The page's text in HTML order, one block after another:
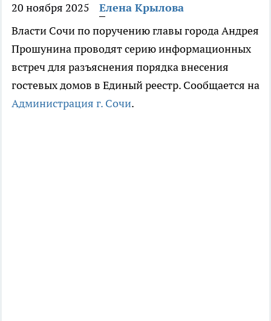
20 ноября 2025
Елена Крылова
Власти Сочи по поручению главы города Андрея
Прошунина проводят серию информационных
встреч для разъяснения порядка внесения
гостевых домов в Единый реестр. Сообщается на
Администрация г. Сочи.